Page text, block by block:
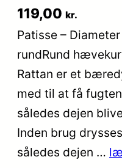
Bedømt
3.7ud
af 5
baseret
49
kundebed
ømmels
er
119,00 kr.
Patisse –
rundRund
Rattan er et
med til at få
således dejen
Inden brug
således dejen …